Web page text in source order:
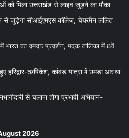
मिला उत्तराखंड से लाइव जुड़ने का मौका
से जुड़ेगा सीआईएमएस कॉलेज, चेयरमैन ललित
का दमदार प्रदर्शन, पदक तालिका में 8वें
ऋषिकेश, कांवड़ यात्रा में उमड़ा आस्था
से चलाना होगा प्रभावी अभियान-
2026